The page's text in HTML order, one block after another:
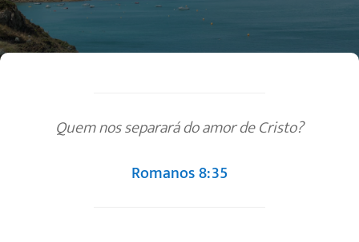
Quem nos separará do amor de Cristo?
Romanos 8:35